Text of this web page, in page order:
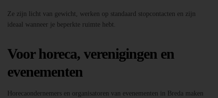
Ze zijn licht van gewicht, werken op standaard stopcontacten en zijn
ideaal wanneer je beperkte ruimte hebt.
Voor horeca, verenigingen en
evenementen
Horecaondernemers en organisatoren van evenementen in Breda maken